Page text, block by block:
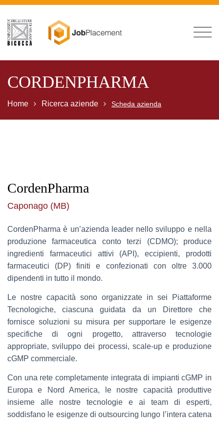
CORDENPHARMA
Home Ricerca aziende Scheda azienda
CordenPharma
Caponago (MB)
CordenPharma è un’azienda leader nello sviluppo e nella
produzione farmaceutica conto terzi (CDMO); produce
ingredienti farmaceutici attivi (API), eccipienti, prodotti
farmaceutici (DP) finiti e confezionati con oltre 3.000
dipendenti in tutto il mondo.
Le nostre capacità sono organizzate in sei Piattaforme
Tecnologiche, ciascuna guidata da un Direttore che
fornisce soluzioni su misura per supportare le esigenze
specifiche di ogni progetto, attraverso tecnologie
appropriate, sviluppo dei processi, scale-up e produzione
cGMP commerciale.
Con una rete completamente integrata di impianti cGMP in
Europa e Nord America, le nostre capacità produttive
insieme alle nostre tecnologie e ai team di esperti,
soddisfano le esigenze di outsourcing lungo l’intera catena